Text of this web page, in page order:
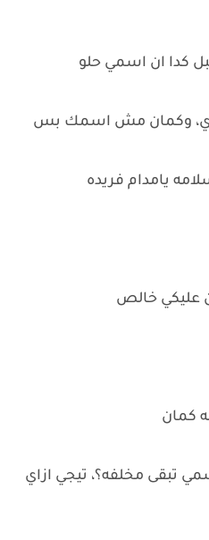
كدا ان اسمي حلو
وكمان مش اسمك بس
يامدام فريده
عليكي خالص
كمان
تبقى مخلفه؟، تيجي ازاي